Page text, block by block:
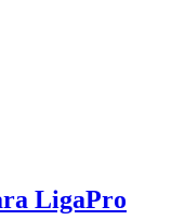
LigaPro